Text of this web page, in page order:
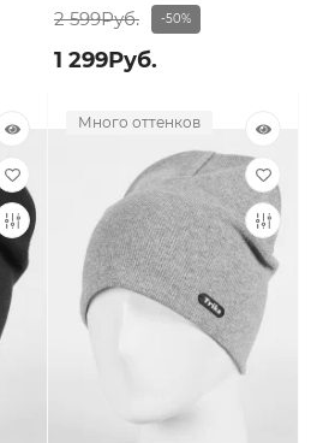
2 599Руб. -50%
1 299Руб.
Много оттенков